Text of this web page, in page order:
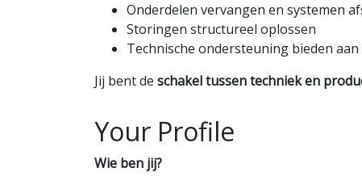
Onderdelen vervangen en systemen
Storingen structureel oplossen
Technische ondersteuning bieden aan
Jij bent de schakel tussen techniek en
Your Profile
Wie ben jij?